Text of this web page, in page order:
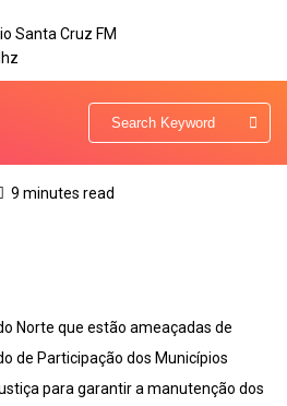
9 minutes read
Norte que estão ameaçadas de
de Participação dos Municípios
para garantir a manutenção dos